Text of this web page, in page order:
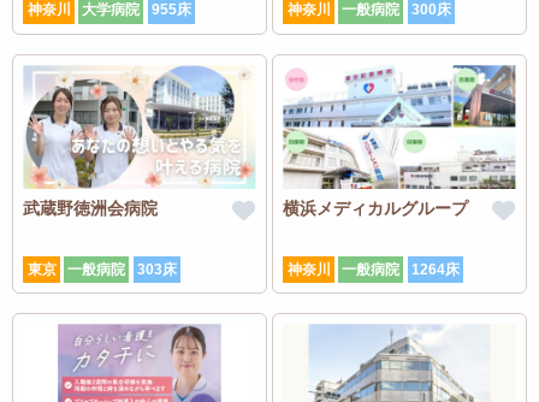
神奈川 大学病院 955床 神奈川 一般病院 300床
武蔵野徳洲会病院
東京 一般病院 303床
横浜メディカルグループ
神奈川 一般病院 1264床